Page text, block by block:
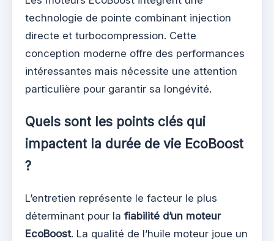
technologie de pointe combinant injection
directe et turbocompression. Cette
conception moderne offre des performances
intéressantes mais nécessite une attention
particulière pour garantir sa longévité.
Quels sont les points clés qui
impactent la durée de vie EcoBoost
?
L’entretien représente le facteur le plus
déterminant pour la fiabilité d’un moteur
EcoBoost. La qualité de l’huile moteur joue un